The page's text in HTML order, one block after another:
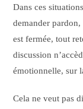
Dans ces
demander
est fermée, tout
discussion
émotionnelle, sur
Cela ne veut pas